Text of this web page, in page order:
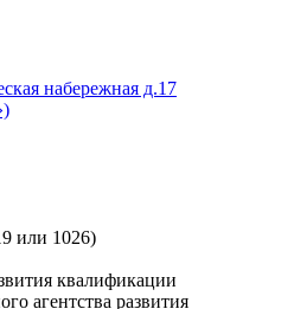
набережная д.17
или 1026)
квалификации
агентства развития